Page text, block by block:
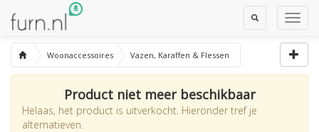
Toggle
Search
Woonaccessoires Vazen, Karaffen & Flessen
Product niet meer beschikbaar
Helaas, het product is uitverkocht. Hieronder tref je
alternatieven.